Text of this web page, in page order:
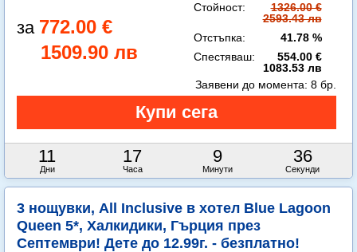
772.00 €
1509.90 лв
Стойност:
1326.00 €
2593.43 лв
Отстъпка:
41.78 %
Спестяваш:
554.00 €
1083.53 лв
11
Дни
17
Часа
9
Минути
35
Секунди
Заявени до момента: 8 бр.
3 нощувки, All Inclusive в хотел Blue Lagoon
Queen 5*, Халкидики, Гърция през
Септември! Дете до 12.99г. - безплатно!